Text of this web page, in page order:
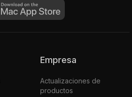
Empresa
Actualizaciones de
productos